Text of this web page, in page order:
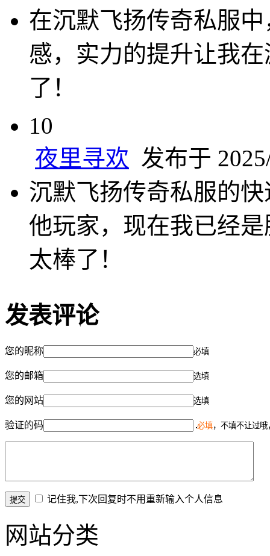
在沉默飞扬传奇私服
感，实力的提升让我
了！
10
夜里寻欢 发布于
沉默飞扬传奇私服的
他玩家，现在我已经
太棒了！
发表评论
您的昵称 必填
您的邮箱 选填
您的网站 选填
验证的码 必填，不填不让过
记住我,下次回复时不用重新输入个人信息
网站分类